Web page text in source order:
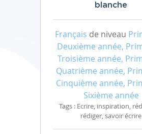
blanche
Français de niveau
Deuxième année,
Troisième année,
Quatrième année,
Cinquième année,
Sixième année
Tags : Ecrire, inspiration,
rédiger, savoir écrire